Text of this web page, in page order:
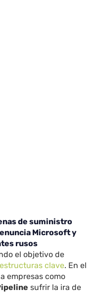
de suministro
Microsoft y
rusos
el objetivo de
clave. En el
empresas como
sufrir la ira de